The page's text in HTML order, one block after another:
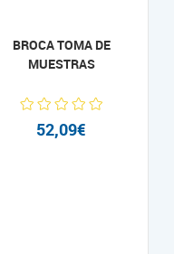
BROCA TOMA DE
MUESTRAS
52,09€